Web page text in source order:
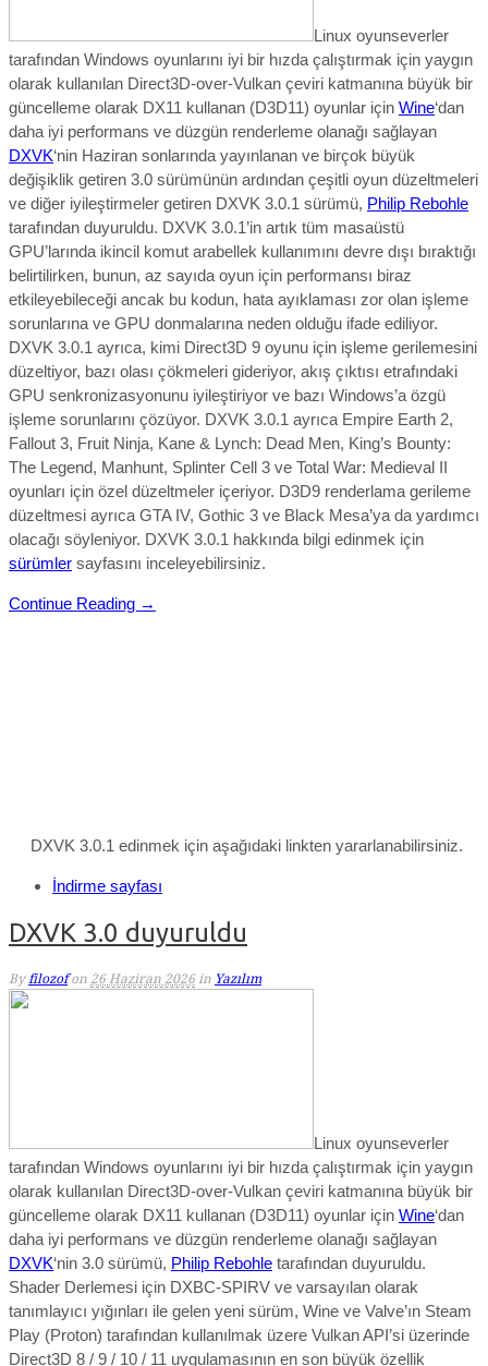
Linux oyunseverler
tarafından Windows oyunlarını iyi bir hızda çalıştırmak için yaygın
olarak kullanılan Direct3D-over-Vulkan çeviri katmanına büyük bir
güncelleme olarak DX11 kullanan (D3D11) oyunlar için Wine‘dan
daha iyi performans ve düzgün renderleme olanağı sağlayan
DXVK‘nin Haziran sonlarında yayınlanan ve birçok büyük
değişiklik getiren 3.0 sürümünün ardından çeşitli oyun düzeltmeleri
ve diğer iyileştirmeler getiren DXVK 3.0.1 sürümü, Philip Rebohle
tarafından duyuruldu. DXVK 3.0.1’in artık tüm masaüstü
GPU’larında ikincil komut arabellek kullanımını devre dışı bıraktığı
belirtilirken, bunun, az sayıda oyun için performansı biraz
etkileyebileceği ancak bu kodun, hata ayıklaması zor olan işleme
sorunlarına ve GPU donmalarına neden olduğu ifade ediliyor.
DXVK 3.0.1 ayrıca, kimi Direct3D 9 oyunu için işleme gerilemesini
düzeltiyor, bazı olası çökmeleri gideriyor, akış çıktısı etrafındaki
GPU senkronizasyonunu iyileştiriyor ve bazı Windows’a özgü
işleme sorunlarını çözüyor. DXVK 3.0.1 ayrıca Empire Earth 2,
Fallout 3, Fruit Ninja, Kane & Lynch: Dead Men, King’s Bounty:
The Legend, Manhunt, Splinter Cell 3 ve Total War: Medieval II
oyunları için özel düzeltmeler içeriyor. D3D9 renderlama gerileme
düzeltmesi ayrıca GTA IV, Gothic 3 ve Black Mesa’ya da yardımcı
olacağı söyleniyor. DXVK 3.0.1 hakkında bilgi edinmek için
sürümler sayfasını inceleyebilirsiniz.
Continue Reading →
DXVK 3.0.1 edinmek için aşağıdaki linkten yararlanabilirsiniz.
İndirme sayfası
DXVK 3.0 duyuruldu
By filozof on 26 Haziran 2026 in Yazılım
Linux oyunseverler
tarafından Windows oyunlarını iyi bir hızda çalıştırmak için yaygın
olarak kullanılan Direct3D-over-Vulkan çeviri katmanına büyük bir
güncelleme olarak DX11 kullanan (D3D11) oyunlar için Wine‘dan
daha iyi performans ve düzgün renderleme olanağı sağlayan
DXVK‘nin 3.0 sürümü, Philip Rebohle tarafından duyuruldu.
Shader Derlemesi için DXBC-SPIRV ve varsayılan olarak
tanımlayıcı yığınları ile gelen yeni sürüm, Wine ve Valve’ın Steam
Play (Proton) tarafından kullanılmak üzere Vulkan API’si üzerinde
Direct3D 8 / 9 / 10 / 11 uygulamasının en son büyük özellik